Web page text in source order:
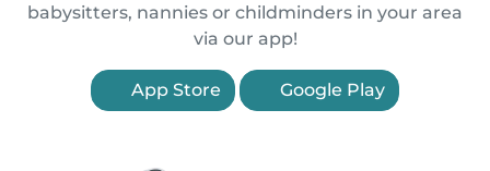
babysitters, nannies or childminders in your area
via our app!
App Store Google Play